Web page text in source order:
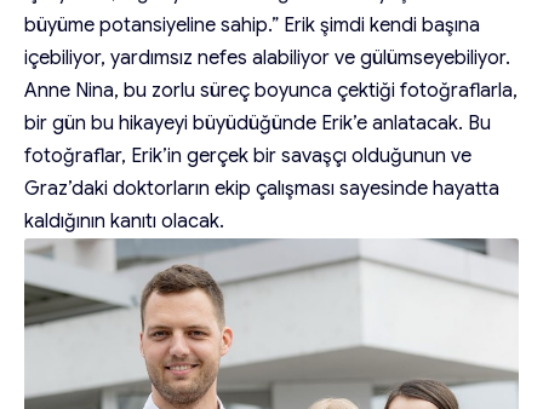
büyüme potansiyeline sahip.” Erik şimdi kendi başına
içebiliyor, yardımsız nefes alabiliyor ve gülümseyebiliyor.
Anne Nina, bu zorlu süreç boyunca çektiği fotoğraflarla,
bir gün bu hikayeyi büyüdüğünde Erik’e anlatacak. Bu
fotoğraflar, Erik’in gerçek bir savaşçı olduğunun ve
Graz’daki doktorların ekip çalışması sayesinde hayatta
kaldığının kanıtı olacak.